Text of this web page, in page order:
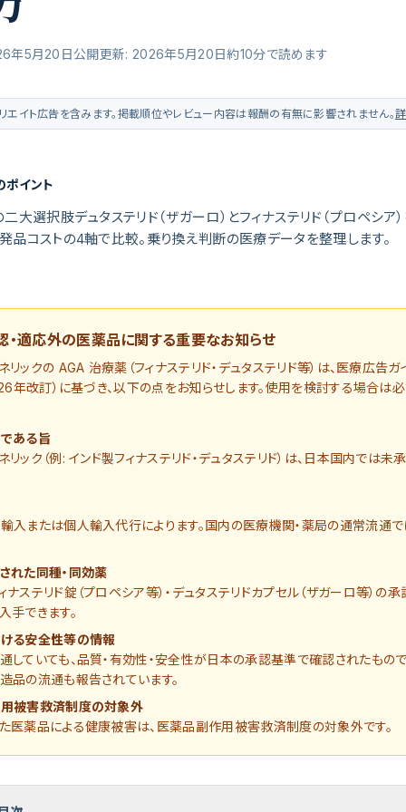
年5月20日公開更新: 2026年5月20日約10分で読めます
エイト広告を含みます。掲載順位やレビュー内容は報酬の有無に影響されません。
ポイント
大選択肢デュタステリド（ザガーロ）とフィナステリド（プロペシア
品コストの4軸で比較。乗り換え判断の医療データを整理します。
・適応外の医薬品に関する重要なお知らせ
ックの AGA 治療薬（フィナステリド・デュタステリド等） は、医療広告ガ
年改訂）に基づき、以下の点をお知らせします。使用を検討する場合は
ある旨
リック（例: インド製フィナステリド・デュタステリド）は、日本国内では
入または個人輸入代行によります。国内の医療機関・薬局の通常流通
れた同種・同効薬
ナステリド錠（プロペシア等）・デュタステリドカプセル（ザガーロ等）の
手できます。
る安全性等の情報
していても、品質・有効性・安全性が日本の承認基準で確認されたもの
品の流通も報告されています。
被害救済制度の対象外
医薬品による健康被害は、医薬品副作用被害救済制度の対象外です。